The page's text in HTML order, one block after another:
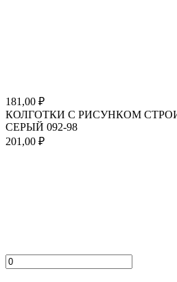
181,00 ₽
КОЛГОТКИ С РИСУНКОМ
СЕРЫЙ 092-98
201,00 ₽